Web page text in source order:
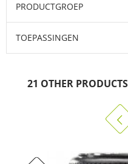
PRODUCTGROEP
TOEPASSINGEN
21 OTHER